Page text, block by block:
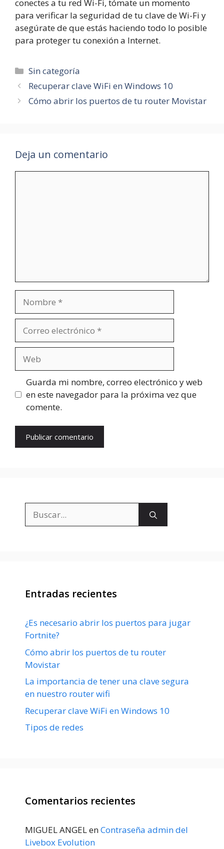
conectes a tu red Wi-Fi, tómate un momento
para verificar la seguridad de tu clave de Wi-Fi y
asegúrate de que estás haciendo todo lo posible
para proteger tu conexión a Internet.
Categorías
Sin categoría
Recuperar clave WiFi en Windows 10
Cómo abrir los puertos de tu router Movistar
Deja un comentario
electrónico
Guarda mi nombre, correo electrónico y web
en este navegador para la próxima vez que
comente.
Entradas recientes
¿Es necesario abrir los puertos para jugar
Fortnite?
Cómo abrir los puertos de tu router
Movistar
La importancia de tener una clave segura
en nuestro router wifi
Recuperar clave WiFi en Windows 10
Tipos de redes
Comentarios recientes
MIGUEL ANGELenContraseña admin del
Livebox Evolution